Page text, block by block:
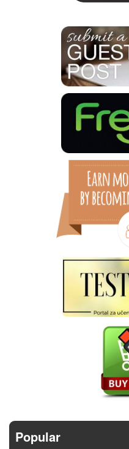
Popular